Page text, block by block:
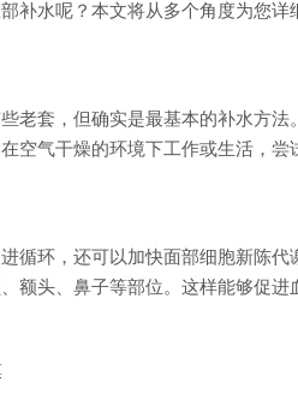
补水呢？本文将从多个角度为您详
老套，但确实是最基本的补水方
空气干燥的环境下工作或生活，尝
循环，还可以加快面部细胞新陈
额头、鼻子等部位。这样能够促